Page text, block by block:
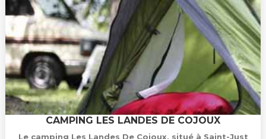
CAMPING LES LANDES DE COJOUX
Le camping Les Landes De Cojoux, situé à Saint-Just